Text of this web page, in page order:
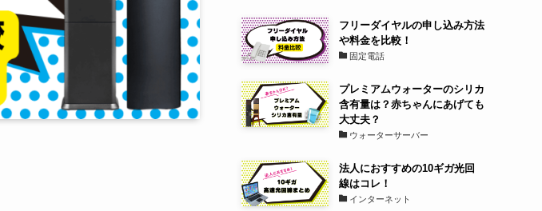
フリーダイヤルの申し込み方法
や料金を比較！
固定電話
プレミアムウォーターのシリカ
含有量は？赤ちゃんにあげても
大丈夫？
ウォーターサーバー
法人におすすめの10ギガ光回
線はコレ！
インターネット